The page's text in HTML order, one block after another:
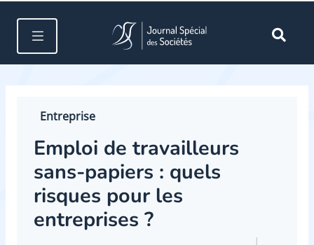
Entreprise
Emploi de travailleurs
sans-papiers : quels
risques pour les
entreprises ?